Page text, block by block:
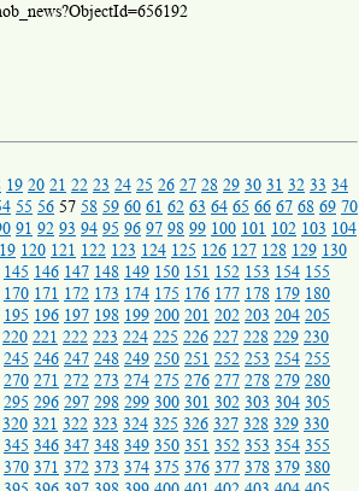
19 20 21 22 23 24 25 26 27 28 29 30 31 32 33 34
55 56 57 58 59 60 61 62 63 64 65 66 67 68 69 70
91 92 93 94 95 96 97 98 99 100 101 102 103 104
120 121 122 123 124 125 126 127 128 129 130
145 146 147 148 149 150 151 152 153 154 155
170 171 172 173 174 175 176 177 178 179 180
195 196 197 198 199 200 201 202 203 204 205
220 221 222 223 224 225 226 227 228 229 230
245 246 247 248 249 250 251 252 253 254 255
270 271 272 273 274 275 276 277 278 279 280
295 296 297 298 299 300 301 302 303 304 305
320 321 322 323 324 325 326 327 328 329 330
345 346 347 348 349 350 351 352 353 354 355
370 371 372 373 374 375 376 377 378 379 380